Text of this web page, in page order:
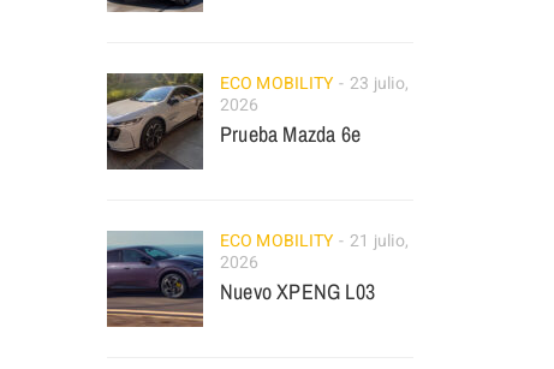
ECO MOBILITY
23 julio,
2026
Prueba Mazda 6e
ECO MOBILITY
21 julio,
2026
Nuevo XPENG L03